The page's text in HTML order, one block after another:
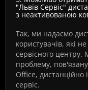
"Львів Сервіс"
з неактивованою
Так, ми надаємо
користувачів, які
сервісного
проблему,
Office, дистанційно
сервіс.